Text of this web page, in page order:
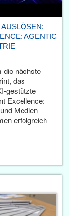
AGENTIC
die nächste
das
gestützte
Excellence:
Medien
erfolgreich